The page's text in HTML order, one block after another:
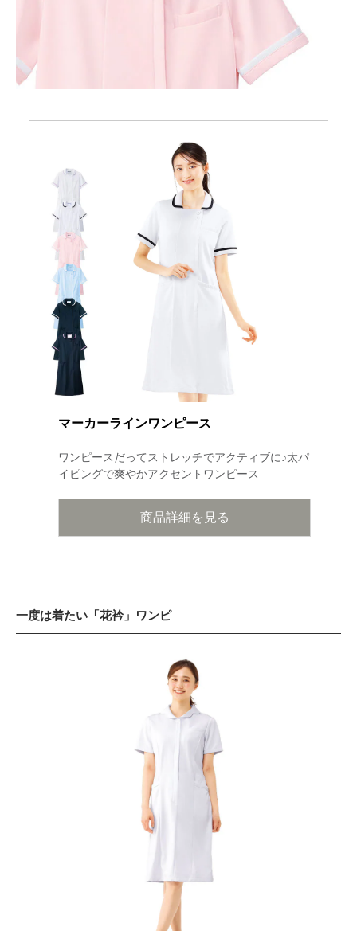
マーカーラインワンピース
ワンピースだってストレッチでアクティブに♪太パ
イピングで爽やかアクセントワンピース
商品詳細を見る
一度は着たい「花衿」ワンピ